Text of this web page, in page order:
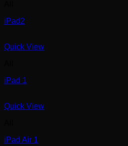
iPad2
Quick View
iPad 1
Quick View
iPad Air 1